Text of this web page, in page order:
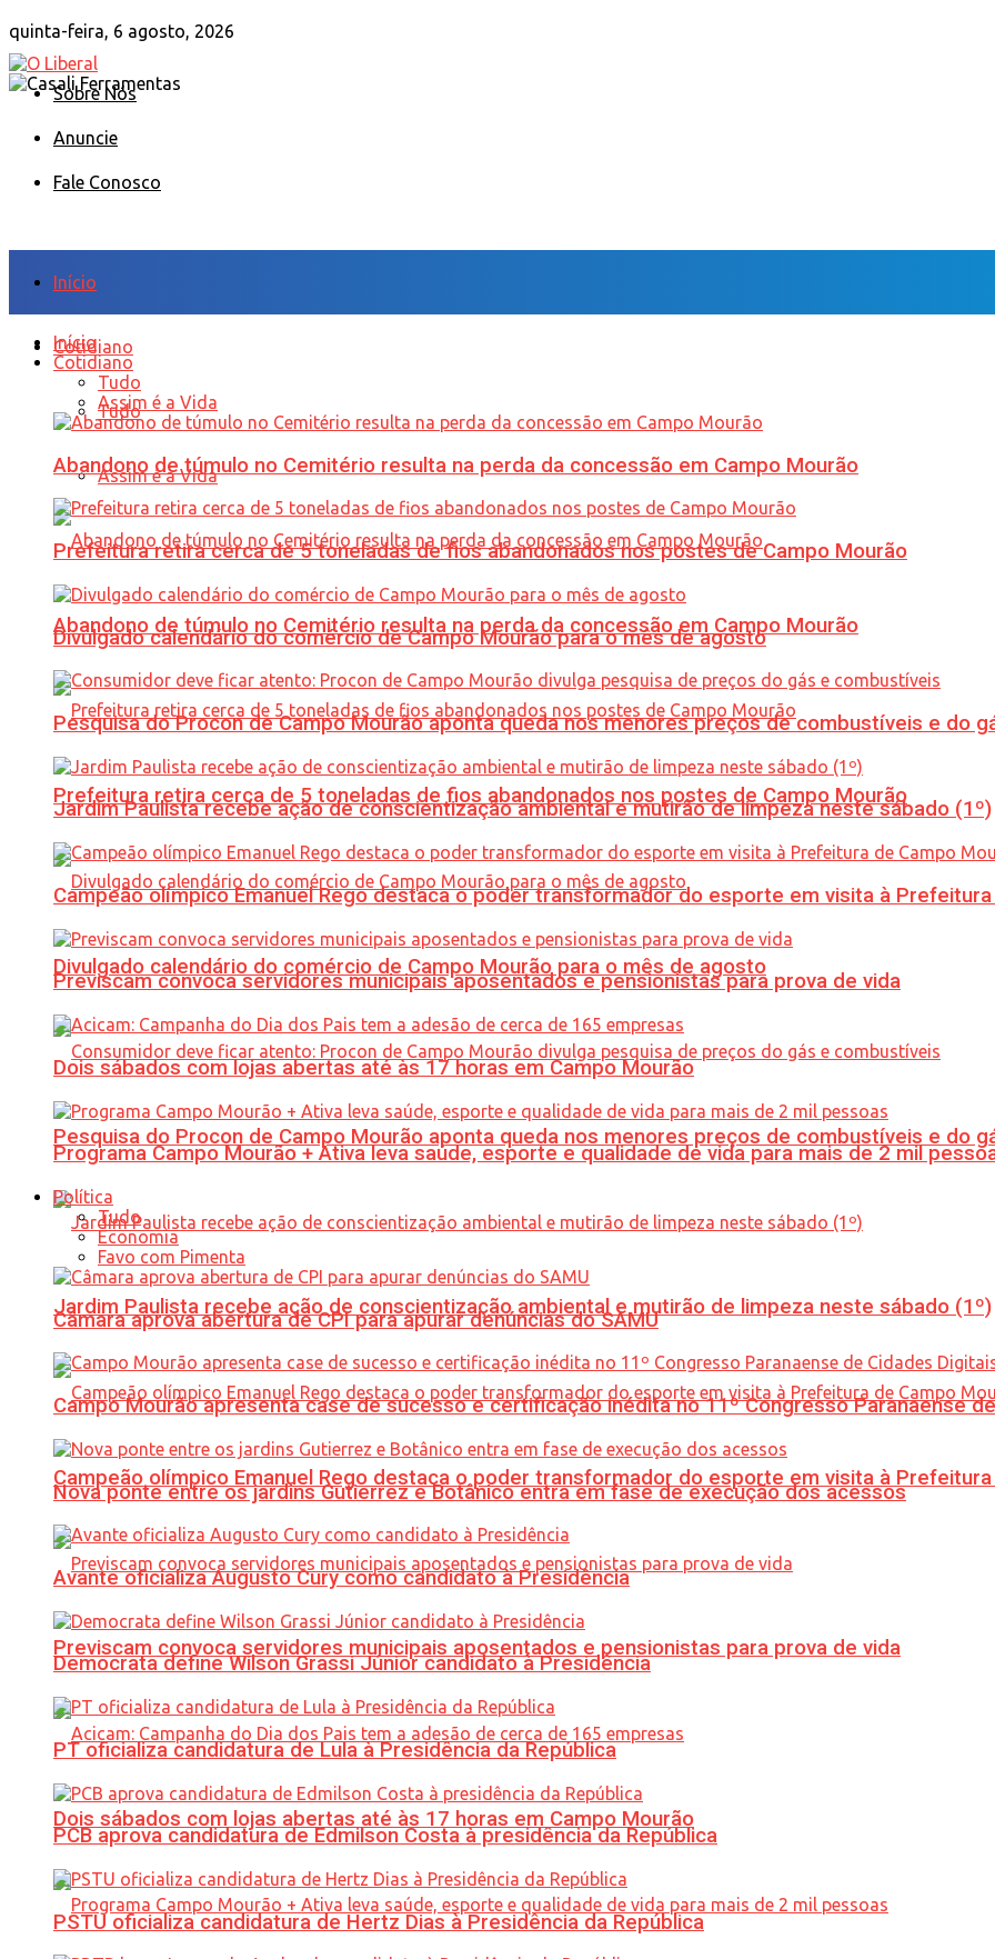
quinta-feira, 6 agosto, 2026
Sobre Nós
Anuncie
Fale Conosco
Início
Cotidiano
Tudo
Assim é a Vida
Abandono de túmulo no Cemitério resulta na perda da concessão em Campo Mourão
Prefeitura retira cerca de 5 toneladas de fios abandonados nos postes de Campo Mourão
Divulgado calendário do comércio de Campo Mourão para o mês de agosto
Pesquisa do Procon de Campo Mourão aponta queda nos menores preços de combustíveis e do
Jardim Paulista recebe ação de conscientização ambiental e mutirão de limpeza neste sábado (1º)
Campeão olímpico Emanuel Rego destaca o poder transformador do esporte em visita à
Previscam convoca servidores municipais aposentados e pensionistas para prova de vida
Dois sábados com lojas abertas até às 17 horas em Campo Mourão
Início
Cotidiano
Tudo
Assim é a Vida
Abandono de túmulo no Cemitério resulta na perda da concessão em Campo Mourão
Prefeitura retira cerca de 5 toneladas de fios abandonados nos postes de Campo Mourão
Divulgado calendário do comércio de Campo Mourão para o mês de agosto
Pesquisa do Procon de Campo Mourão aponta queda nos menores preços de combustíveis e do
Jardim Paulista recebe ação de conscientização ambiental e mutirão de limpeza neste sábado (1º)
Campeão olímpico Emanuel Rego destaca o poder transformador do esporte em visita à
Previscam convoca servidores municipais aposentados e pensionistas para prova de vida
Dois sábados com lojas abertas até às 17 horas em Campo Mourão
Programa Campo Mourão + Ativa leva saúde, esporte e qualidade de vida para mais de 2 mil
Política
Tudo
Economia
Favo com Pimenta
Câmara aprova abertura de CPI para apurar denúncias do SAMU
Campo Mourão apresenta case de sucesso e certificação inédita no 11º Congresso Paranaense
Nova ponte entre os jardins Gutierrez e Botânico entra em fase de execução dos acessos
Avante oficializa Augusto Cury como candidato à Presidência
Democrata define Wilson Grassi Júnior candidato à Presidência
PT oficializa candidatura de Lula à Presidência da República
PCB aprova candidatura de Edmilson Costa à presidência da República
PSTU oficializa candidatura de Hertz Dias à Presidência da República